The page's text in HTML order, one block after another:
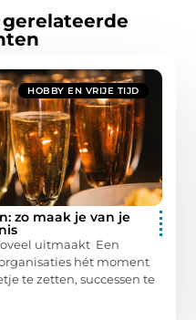
gerelateerde
HOBBY EN VRIJE TIJD
zo maak je van je
uitmaakt Een
hét moment
te zetten, successen te